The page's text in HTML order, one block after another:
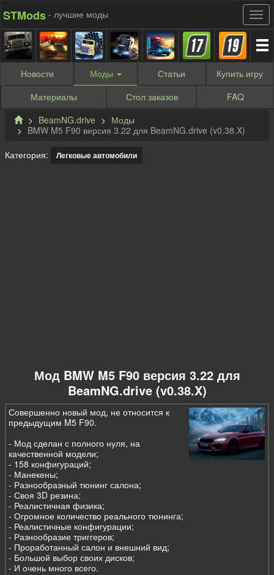
STMods - лучшие моды
Новости Моды Статьи Купить игру
Материалы
Стол заказов
FAQ
BeamNG.drive
Моды
BMW M5 F90 версия 3.22 для BeamNG.drive (v0.38.X)
Категория: Легковые автомобили
Мод BMW M5 F90 версия 3.22 для
BeamNG.drive (v0.38.X)
Совершенно новый мод, не относится к
предыдущим M5 F90.
- Мод сделан с полного нуля, на
качественной модели;
- 158 конфигураций;
- Манекены;
- Разнообразный тюнинг салона;
- Своя 3D резина;
- Реалистичная физика;
- Огромное количество реального тюнинга;
- Реалистичные конфигурации;
- Разнообразие триггеров;
- Проработанный салон и внешний вид;
- Большой выбор своих дисков;
- И очень много всего.